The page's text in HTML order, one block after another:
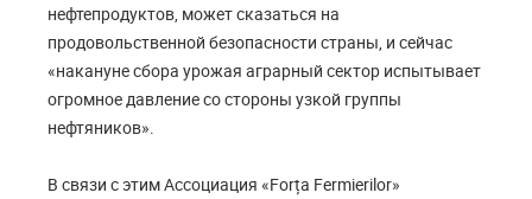
нефтепродуктов, может сказаться на
продовольственной безопасности страны, и сейчас
«накануне сбора урожая аграрный сектор испытывает
огромное давление со стороны узкой группы
нефтяников».
В связи с этим Ассоциация «Forța Fermierilor»